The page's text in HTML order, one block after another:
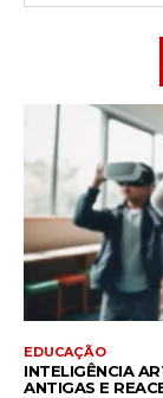
EDUCAÇÃO
INTELIGÊNCIA
ANTIGAS E